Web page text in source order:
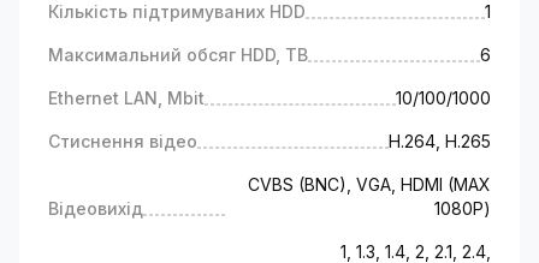
Кількість підтримуваних HDD 1
Максимальний обсяг HDD, TB 6
Ethernet LAN, Mbit 10/100/1000
Стиснення відео H.264, H.265
Відеовихід
CVBS (BNC), VGA, HDMI (MAX
1080Р)
1, 1.3, 1.4, 2, 2.1, 2.4,